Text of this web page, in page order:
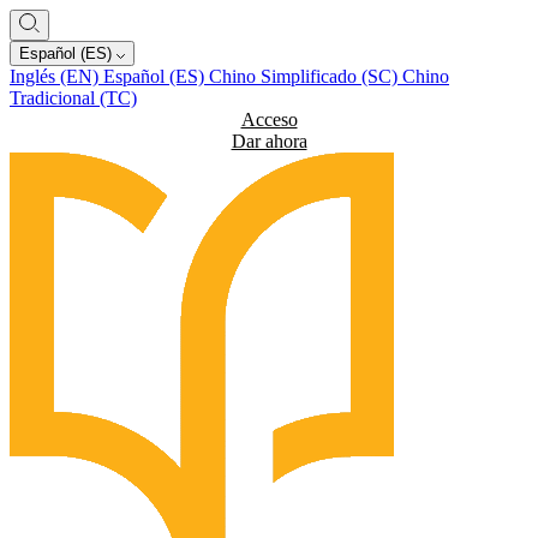
Español (ES)
Inglés (EN) Español (ES) Chino Simplificado (SC) Chino
Tradicional (TC)
Acceso
Dar ahora